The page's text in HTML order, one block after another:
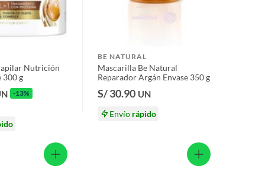
Nutrición
300 g
-13%
BE NATURAL
Mascarilla Be Natural
Reparador Argán Envase 350 g
S/ 30.90 UN
Envío rápido